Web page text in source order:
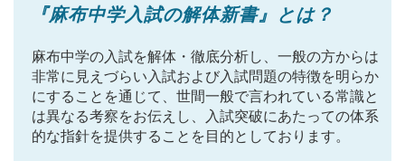
『麻布中学入試の解体新書』とは？
麻布中学の入試を解体・徹底分析し、一般の方からは
非常に見えづらい入試および入試問題の特徴を明らか
にすることを通じて、世間一般で言われている常識と
は異なる考察をお伝えし、入試突破にあたっての体系
的な指針を提供することを目的としております。
サピックス 予習シリーズ 四谷大塚
6年生 5年生 4年生 入試分析・志望校別対策
解体新書 保存版 学習法記事 テスト速報
学習相談への回答 コベツバradio（音声コンテンツ）
各No(ナンバー)についての話 ケアレスミス